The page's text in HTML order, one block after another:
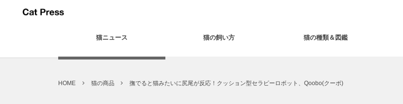
猫ニュース 猫の飼い方 猫の種類＆図鑑
HOME 猫の商品 撫でると猫みたいに尻尾が反応！クッション型セラピーロボット、Qoobo(クーボ)